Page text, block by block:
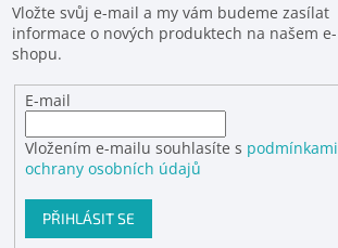
Vložte svůj e-mail a my vám budeme zasílat
informace o nových produktech na našem e-
shopu.
E-mail
Vložením e-mailu souhlasíte s podmínkami
ochrany osobních údajů
PŘIHLÁSIT SE